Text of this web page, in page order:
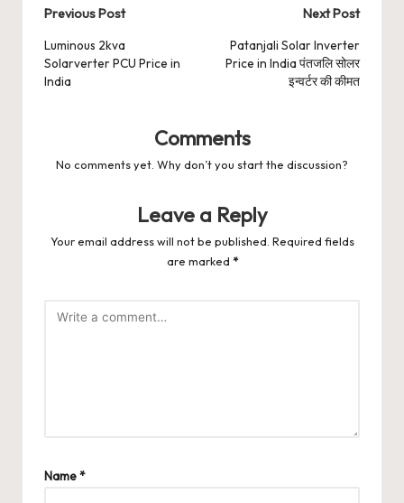
Post
navigation
Previous Post
Luminous 2kva
Solarverter PCU Price in
India
Next Post
Patanjali Solar Inverter
Price in India पंतजलि सोलर
इन्वर्टर की कीमत
Comments
No comments yet. Why don’t you start the discussion?
Leave a Reply
Your email address will not be published. Required fields
are marked *
Name*